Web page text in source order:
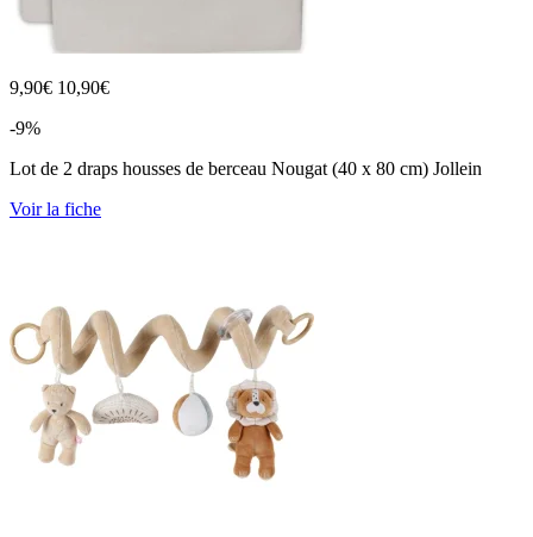
9,90€ 10,90€
-9%
Lot de 2 draps housses de berceau Nougat (40 x 80 cm) Jollein
Voir la fiche